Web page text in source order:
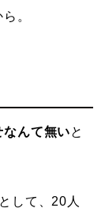
。
んて無いと
して、20人